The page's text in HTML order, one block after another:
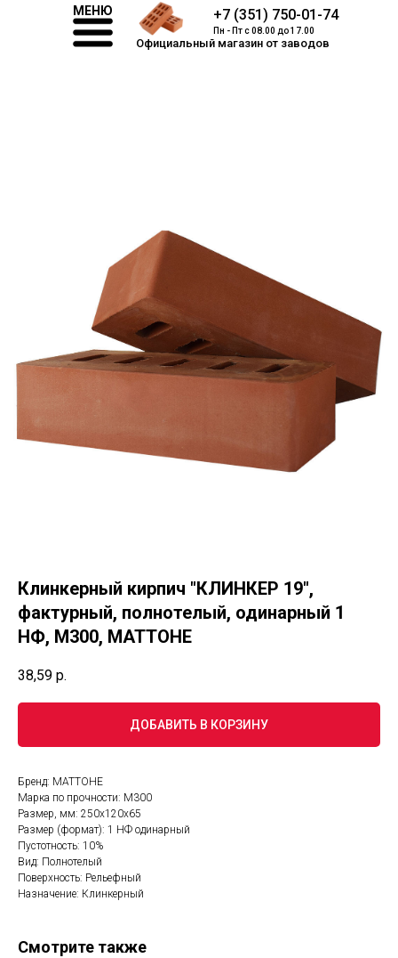
Официальный магазин от заводов
МЕНЮ +7 (351) 750-01-74
Пн - Пт с 08.00 до 17.00
Клинкерный кирпич "КЛИНКЕР 19",
фактурный, полнотелый, одинарный 1
НФ, М300, МАТТОНЕ
38,59 р.
ДОБАВИТЬ В КОРЗИНУ
Бренд: МАТТОНЕ
Марка по прочности: М300
Размер, мм: 250x120x65
Размер (формат): 1 НФ одинарный
Пустотность: 10%
Вид: Полнотелый
Поверхность: Рельефный
Назначение: Клинкерный
Смотрите также